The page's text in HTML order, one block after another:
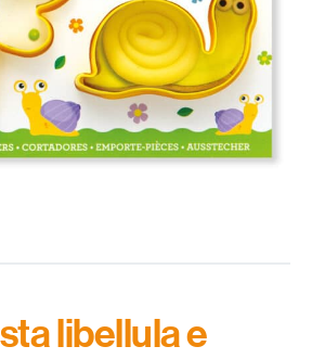
libellula e